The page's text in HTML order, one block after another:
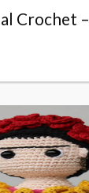
Crochet –